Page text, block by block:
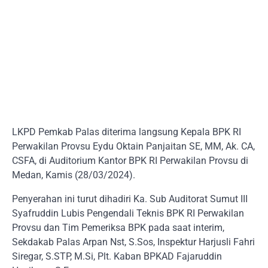
LKPD Pemkab Palas diterima langsung Kepala BPK RI
Perwakilan Provsu Eydu Oktain Panjaitan SE, MM, Ak. CA,
CSFA, di Auditorium Kantor BPK RI Perwakilan Provsu di
Medan, Kamis (28/03/2024).
Penyerahan ini turut dihadiri Ka. Sub Auditorat Sumut III
Syafruddin Lubis Pengendali Teknis BPK RI Perwakilan
Provsu dan Tim Pemeriksa BPK pada saat interim,
Sekdakab Palas Arpan Nst, S.Sos, Inspektur Harjusli Fahri
Siregar, S.STP, M.Si, Plt. Kaban BPKAD Fajaruddin